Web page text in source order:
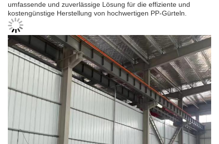
umfassende und zuverlässige Lösung für die effiziente und
kostengünstige Herstellung von hochwertigen PP-Gürteln.